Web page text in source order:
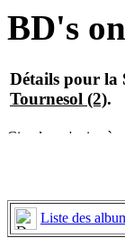
BD's
Détails pour la
Tournesol (2).
Liste des